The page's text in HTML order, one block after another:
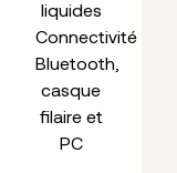
liquides
Connectivité
Bluetooth,
casque
filaire et
PC